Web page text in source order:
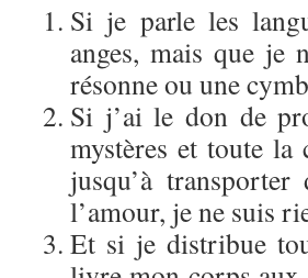
Si je parle les
anges, mais que je
résonne ou une
Si j’ai le don de
mystères et toute la
jusqu’à
l’amour, je ne suis
Et si je distribue